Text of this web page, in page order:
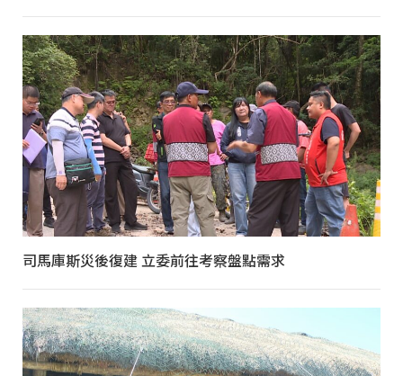
司馬庫斯災後復建 立委前往考察盤點需求